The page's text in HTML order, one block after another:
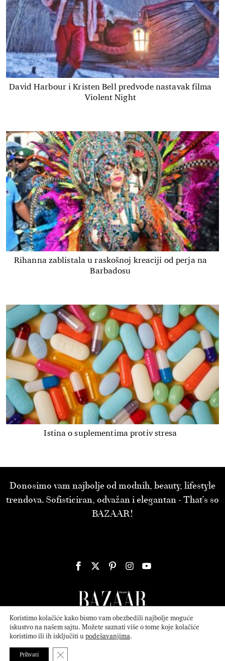
David Harbour i Kristen Bell predvode nastavak filma
Violent Night
Rihanna zablistala u raskošnoj kreaciji od perja na
Barbadosu
Istina o suplementima protiv stresa
Donosimo vam najbolje od modnih, beauty, lifestyle
trendova. Sofisticiran, odvažan i elegantan - That’s so
BAZAAR!
© 2026ATTICA MEDIASerbia, Inc. All Rights Reserved.
Koristimo kolačiće kako bismo vam obezbedili najbolje moguće
iskustvo na našem sajtu. Možete saznati više o tome koje kolačiće
koristimo ili ih isključiti upodešavanjima.
Prihvati Close GDPR Cookie Banner